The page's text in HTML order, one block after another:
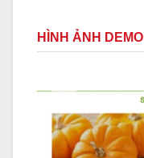
HÌNH ẢNH DEMO